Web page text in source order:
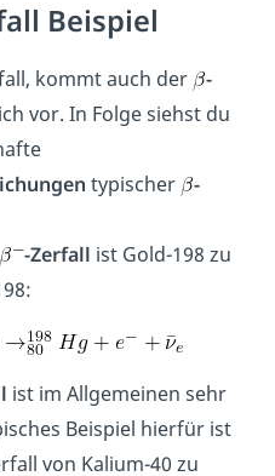
Beispiel
kommt auch der
-
vor. In Folge siehst du
typischer
-
-Zerfall ist Gold-198 zu
ist im Allgemeinen sehr
Beispiel hierfür ist
von Kalium-40 zu